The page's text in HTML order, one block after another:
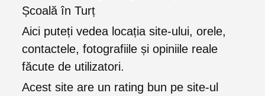
Școală în Turț
Aici puteți vedea locația site-ului, orele,
contactele, fotografiile și opiniile reale
făcute de utilizatori.
Acest site are un rating bun pe site-ul